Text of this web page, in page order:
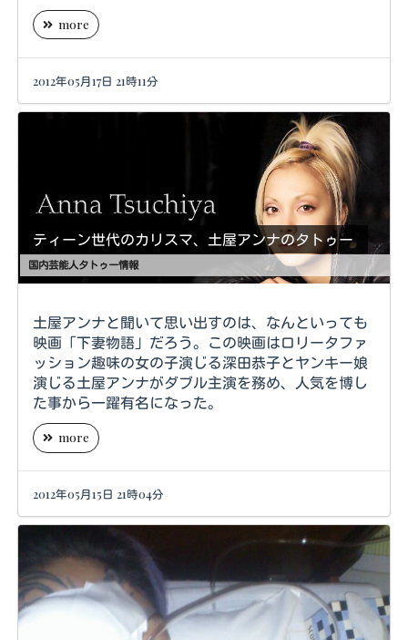
more
2012年05月17日 21時11分
ティーン世代のカリスマ、土屋アンナのタトゥー
国内芸能人タトゥー情報
土屋アンナと聞いて思い出すのは、なんといっても
映画「下妻物語」だろう。この映画はロリータファ
ッション趣味の女の子演じる深田恭子とヤンキー娘
演じる土屋アンナがダブル主演を務め、人気を博し
た事から一躍有名になった。
more
2012年05月15日 21時04分